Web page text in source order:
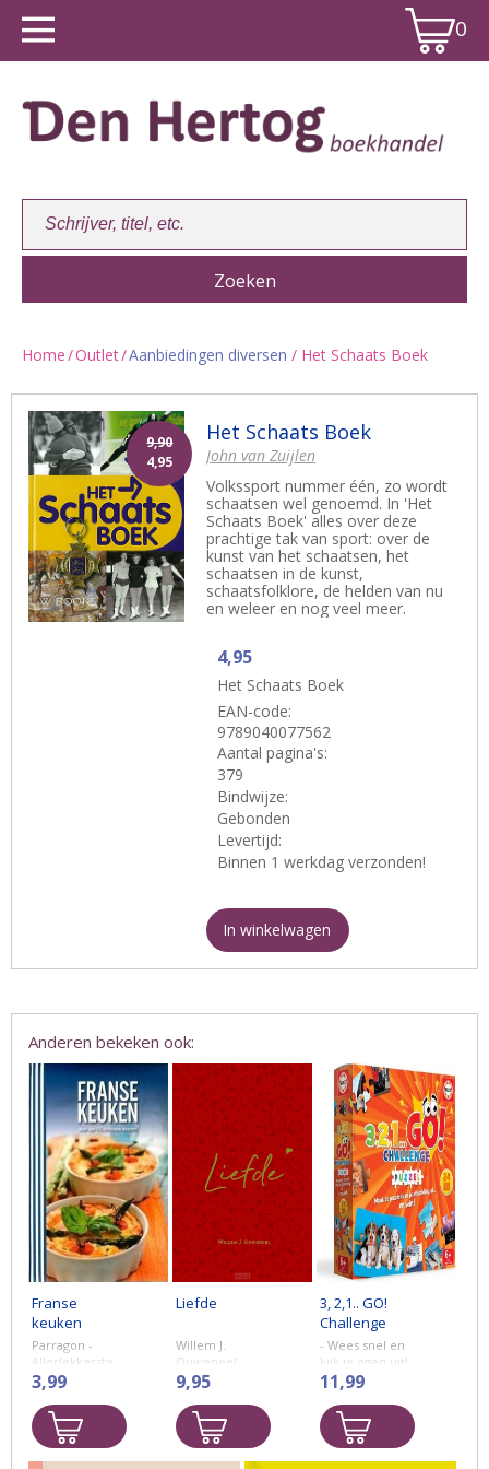
0
Home/Outlet/Aanbiedingen diversen / Het Schaats Boek
9,90
4,95
Het Schaats Boek
John van Zuijlen
Volkssport nummer één, zo wordt
schaatsen wel genoemd. In 'Het
Schaats Boek' alles over deze
prachtige tak van sport: over de
kunst van het schaatsen, het
schaatsen in de kunst,
schaatsfolklore, de helden van nu
en weleer en nog veel meer.
4,95
Het Schaats Boek
EAN-code:
9789040077562
Aantal pagina's:
379
Bindwijze:
Gebonden
Levertijd:
Binnen 1 werkdag verzonden!
In winkelwagen
Anderen bekeken ook:
Franse
keuken
Parragon -
Allerlekkerste
Franse keuken
met meer dan
100 onmisbare
recepten!
3,99
Liefde
Willem J.
Ouweneel -
9,95
3, 2,1.. GO!
Challenge
puzzel
- Wees snel en
kijk je ogen uit!
Maak jij als
eerste de
puzzel van je
afbeelding af?
Maak vóór de
11,99